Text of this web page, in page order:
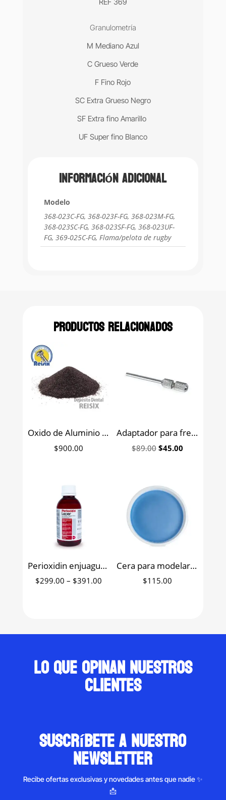
Granulometría
M Mediano Azul
C Grueso Verde
F Fino Rojo
SC Extra Grueso Negro
SF Extra fino Amarillo
UF Super fino Blanco
Información adicional
Modelo
368-023C-FG, 368-023F-FG, 368-023M-FG,
368-023SC-FG, 368-023SF-FG, 368-023UF-
FG, 369-025C-FG, Flama/pelota de rugby
Productos relacionados
Oxido de Aluminio Intr’O Light 1kg
$900.00
Adaptador para fresas con mandril largo (baja a alta)
$89.00 Original
$89.00.
$45.00Current
Perioxidin enjuague bucal con clorhexidina Lacer
$299.00 – $391.00
$391.00
Cera para modelar DentiCast 100 g
$115.00
Lo que opinan nuestros
clientes
suscríbete a nuestro
newsletter
Recibe ofertas exclusivas y novedades antes que nadie ✨
📩